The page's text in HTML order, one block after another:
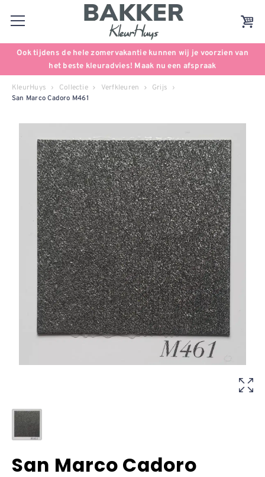
Ook tijdens de hele zomervakantie kunnen wij je voorzien van
het beste kleuradvies! Maak nu een afspraak
KleurHuys Collectie Verfkleuren Grijs
San Marco Cadoro M461
San Marco Cadoro